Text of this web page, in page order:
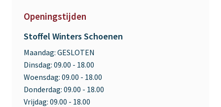
Openingstijden
Stoffel Winters Schoenen
Maandag: GESLOTEN
Dinsdag: 09.00 - 18.00
Woensdag: 09.00 - 18.00
Donderdag: 09.00 - 18.00
Vrijdag: 09.00 - 18.00